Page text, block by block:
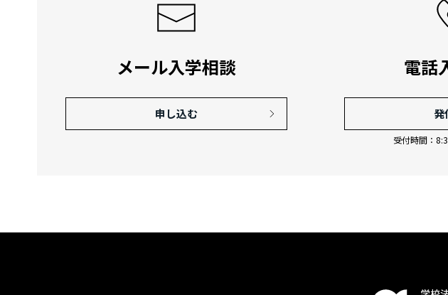
メール入学相談
申し込む
電話
発
受付時間：